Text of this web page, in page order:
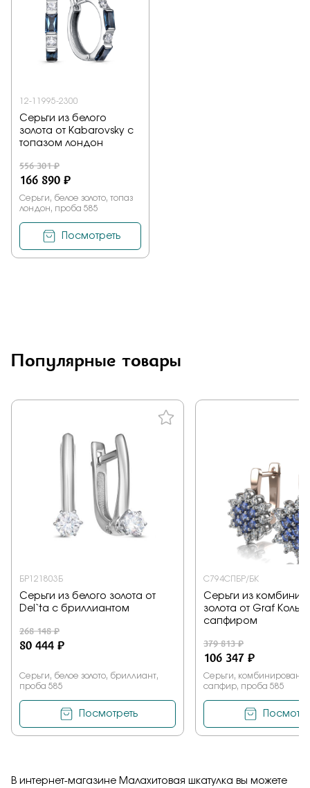
12-11995-2300
Серьги из белого
золота от Kabarovsky с
топазом лондон
556 301 ₽
166 890 ₽
Серьги, белое золото, топаз
лондон, проба 585
Посмотреть
Популярные товары
БР121803Б
Серьги из белого золота от
Del`ta с бриллиантом
268 148 ₽
80 444 ₽
Серьги, белое золото, бриллиант,
проба 585
Посмотреть
С794СПБР/БК
Серьги из
золота от Graf
сапфиром
379 813 ₽
106 347 ₽
Серьги,
сапфир, проба 585
В интернет-магазине Малахитовая шкатулка вы можете
Заказать
политики конфиденциальности